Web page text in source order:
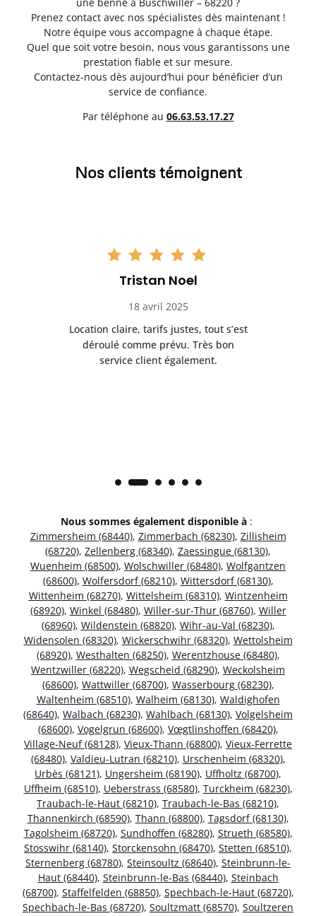
Prenez contact avec nos spécialistes dès maintenant !
Notre équipe vous accompagne à chaque étape.
Quel que soit votre besoin, nous vous garantissons une
prestation fiable et sur mesure.
Contactez-nous dès aujourd’hui pour bénéficier d’un
service de confiance.
Par téléphone au 06.63.53.17.27
Nos clients témoignent
Tristan Noel
18 avril 2025
Location claire, tarifs justes, tout s’est
déroulé comme prévu. Très bon
service client également.
Nous sommes également disponible à :
Zimmersheim (68440), Zimmerbach (68230), Zillisheim
(68720), Zellenberg (68340), Zaessingue (68130),
Wuenheim (68500), Wolschwiller (68480), Wolfgantzen
(68600), Wolfersdorf (68210), Wittersdorf (68130),
Wittenheim (68270), Wittelsheim (68310), Wintzenheim
(68920), Winkel (68480), Willer-sur-Thur (68760), Willer
(68960), Wildenstein (68820), Wihr-au-Val (68230),
Widensolen (68320), Wickerschwihr (68320), Wettolsheim
(68920), Westhalten (68250), Werentzhouse (68480),
Wentzwiller (68220), Wegscheid (68290), Weckolsheim
(68600), Wattwiller (68700), Wasserbourg (68230),
Waltenheim (68510), Walheim (68130), Waldighofen
(68640), Walbach (68230), Wahlbach (68130), Volgelsheim
(68600), Vogelgrun (68600), Vœgtlinshoffen (68420),
Village-Neuf (68128), Vieux-Thann (68800), Vieux-Ferrette
(68480), Valdieu-Lutran (68210), Urschenheim (68320),
Urbès (68121), Ungersheim (68190), Uffholtz (68700),
Uffheim (68510), Ueberstrass (68580), Turckheim (68230),
Traubach-le-Haut (68210), Traubach-le-Bas (68210),
Thannenkirch (68590), Thann (68800), Tagsdorf (68130),
Tagolsheim (68720), Sundhoffen (68280), Strueth (68580),
Stosswihr (68140), Storckensohn (68470), Stetten (68510),
Sternenberg (68780), Steinsoultz (68640), Steinbrunn-le-
Haut (68440), Steinbrunn-le-Bas (68440), Steinbach
(68700), Staffelfelden (68850), Spechbach-le-Haut (68720),
Spechbach-le-Bas (68720), Soultzmatt (68570), Soultzeren